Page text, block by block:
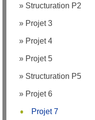
» Structuration P2
» Projet 3
» Projet 4
» Projet 5
» Structuration P5
» Projet 6
Projet 7